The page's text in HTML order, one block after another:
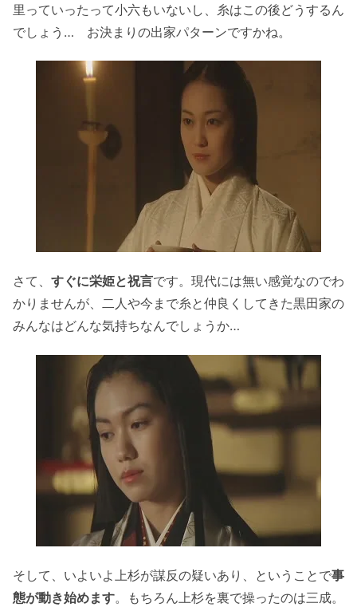
里っていったって小六もいないし、糸はこの後どうするん
でしょう… お決まりの出家パターンですかね。
さて、 すぐに栄姫と祝言です。現代には無い感覚なのでわ
かりませんが、二人や今まで糸と仲良くしてきた黒田家の
みんなはどんな気持ちなんでしょうか…
そして、いよいよ上杉が謀反の疑いあり、ということで事
態が動き始めます。もちろん上杉を裏で操ったのは三成。